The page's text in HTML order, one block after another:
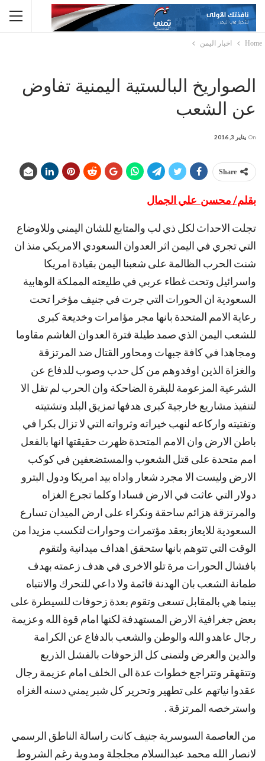
Home اخبار اليمن
الصواريخ البالستية اليمنية تفاوض
عن الشعب
On يناير 3, 2016
Share
بقلم/ محسن علي الجمال
تجلت الاحداث لكل ذي لب والمتابع للشان اليمني وللاوضاع
التي تجري في اليمن اثر العدوان السعودي الامريكي منذ ان
شنت الحرب الظالمة على شعبنا اليمن بقيادة امريكا
واسرائيل وتحت غطاء عربي في طليعته المملكة الوهابية
السعودية ان الحورات التي جرت في جنيف مؤخرا تحت
رعاية الامم المتحدة بانها مجر مؤامرات وخديعة كبرى
للشعب اليمن الذي صمد طيلة فترة العدوان الغاشم مقاوما
ومجاهدا في كافة جبهات ومحاور القتال ضد المرتزقة
والغزاة الذين اوفدوهم من كل حدب وصوب للدفاع عن
الشرعية المزعومة للبقرة الضاحكة وان الحرب لم تقل الا
لتنفيذ مشاريع خارجية كبرى هدفها تمزيق البلد وتشتيته
وتفتيته واركاعه لنهب خيراته وثرواته التي لا تزال بكرا في
باطن الارض وان الامم المتحدة ظهرت حقيقتها انها بالفعل
امم متحدة على قتل الشعوب والمستضعفين في كوكب
الارض وليست الا مجرد شعار واداه بيد امريكا ودول البترو
دولار التي عاثت في الارض فسادا وكلما تجرع الغزاه
والمرتزقة هزائم ساحقة ونكراء على ارض الميدان تسارع
السعودية للايعاز بعقد مؤتمرات وحوارات لتكسب مزيدا من
الوقت التي تتوهم بانها ستحقق اهداف ميدانية ولتقوم
بافشال الحورات مرة تلو الاخرى في هدف زعمته بهدف
طمانة الشعب بان الهدنة قائمة ولا داعي للتحرك والانتباه
بينما هي بالمقابل تسعى وتقوم بعدة زحوفات للسيطرة على
بعض جغرافية الارض المستهدفة لكنها امام قوة الله وعزيمة
رجال عاهدو الله والوطن والشعب بالدفاع عن الكرامة
والدين والعرض ولتمنى كل الزحوفات بالفشل الذريع
وتتقهقر وتتراجع خطوات عدة الى الخلف امام عزيمة رجال
عقدوا نياتهم على تطهير وتحرير كل شبر يمني دسنه الغزاه
واسترخصه المرتزقة .
من العاصمة السوسرية جنيف كانت راسالة الناطق الرسمي
لانصار الله محمد عبدالسلام مجلجلة ومدوية رغم الشروط